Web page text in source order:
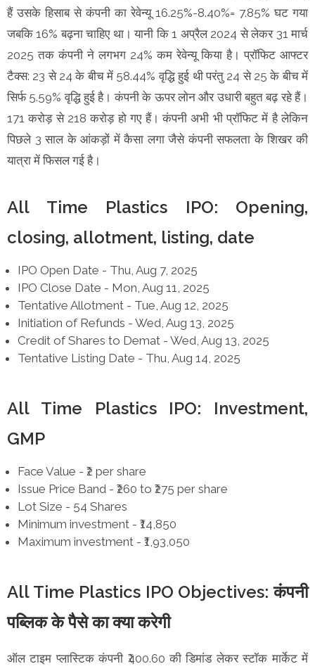
हैं उसके हिसाब से कंपनी का रेवेन्यू 16.25%-8.40%= 7.85% घट गया
जबकि 16% बढ़ना चाहिए था। यानी कि 1 अप्रैल 2024 से लेकर 31 मार्च
2025 तक कंपनी ने लगभग 24% कम रेवेन्यू किया है। प्रॉफिट आफ्टर
टैक्स: 23 से 24 के बीच में 58.44% वृद्धि हुई थी परंतु 24 से 25 के बीच में
सिर्फ 5.59% वृद्धि हुई है। कंपनी के ऊपर लोन और उधारी बहुत बढ़ रहे हैं।
171 करोड़ से 218 करोड़ हो गए हैं। कंपनी अभी भी प्रॉफिट में है लेकिन
पिछले 3 साल के आंकड़ों में कैसा लगा जैसे कंपनी सफलता के शिखर की
यात्रा में फिसल गई है।
All Time Plastics IPO: Opening,
closing, allotment, listing, date
IPO Open Date - Thu, Aug 7, 2025
IPO Close Date - Mon, Aug 11, 2025
Tentative Allotment - Tue, Aug 12, 2025
Initiation of Refunds - Wed, Aug 13, 2025
Credit of Shares to Demat - Wed, Aug 13, 2025
Tentative Listing Date - Thu, Aug 14, 2025
All Time Plastics IPO: Investment,
GMP
Face Value - ₹2 per share
Issue Price Band - ₹260 to ₹275 per share
Lot Size - 54 Shares
Minimum investment - ₹14,850
Maximum investment - ₹1,93,050
All Time Plastics IPO Objectives: कंपनी
पब्लिक के पैसे का क्या करेगी
ऑल टाइम प्लास्टिक कंपनी ₹400.60 की डिमांड लेकर स्टॉक मार्केट में